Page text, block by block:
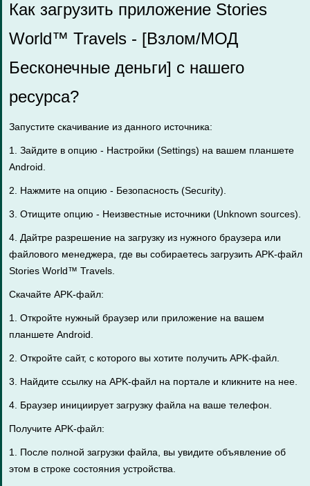
Как загрузить приложение Stories
World™ Travels - [Взлом/МОД
Бесконечные деньги] с нашего
ресурса?
Запустите скачивание из данного источника:
1. Зайдите в опцию - Настройки (Settings) на вашем планшете
Android.
2. Нажмите на опцию - Безопасность (Security).
3. Отищите опцию - Неизвестные источники (Unknown sources).
4. Дайтре разрешение на загрузку из нужного браузера или
файлового менеджера, где вы собираетесь загрузить APK-файл
Stories World™ Travels.
Скачайте APK-файл:
1. Откройте нужный браузер или приложение на вашем
планшете Android.
2. Откройте сайт, с которого вы хотите получить APK-файл.
3. Найдите ссылку на APK-файл на портале и кликните на нее.
4. Браузер инициирует загрузку файла на ваше телефон.
Получите APK-файл:
1. После полной загрузки файла, вы увидите объявление об
этом в строке состояния устройства.